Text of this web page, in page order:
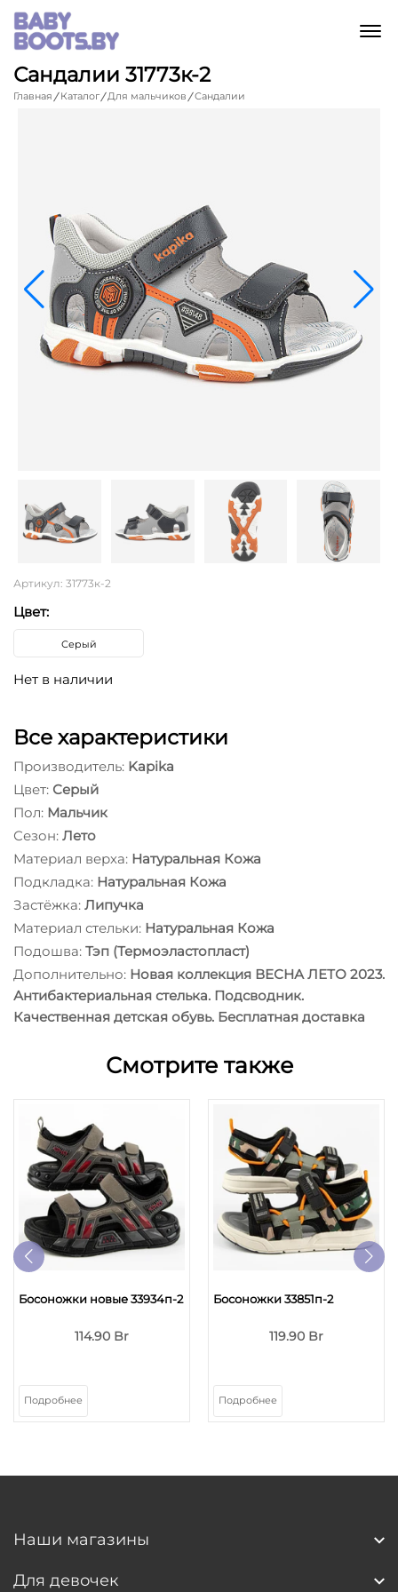
Сандалии 31773к-2
Главная Каталог Для мальчиков Сандалии
Артикул: 31773к-2
Цвет:
Серый
Нет в наличии
Все характеристики
Производитель: Kapika
Цвет: Серый
Пол: Мальчик
Сезон: Лето
Материал верха: Натуральная Кожа
Подкладка: Натуральная Кожа
Застёжка: Липучка
Материал стельки: Натуральная Кожа
Подошва: Тэп (Термоэластопласт)
Дополнительно: Новая коллекция ВЕСНА ЛЕТО 2023.
Антибактериальная стелька. Подсводник.
Качественная детская обувь. Бесплатная доставка
Смотрите также
Босоножки новые 33934п-2
114.90 Br
Подробнее
Босоножки 33851п-2
119.90 Br
Подробнее
Наши магазины
Для девочек